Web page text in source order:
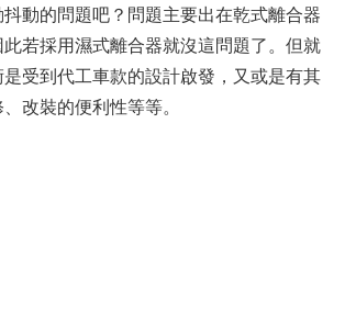
動的問題吧？問題主要出在乾式離合器
若採用濕式離合器就沒這問題了。但就
受到代工車款的設計啟發，又或是有其
改裝的便利性等等。